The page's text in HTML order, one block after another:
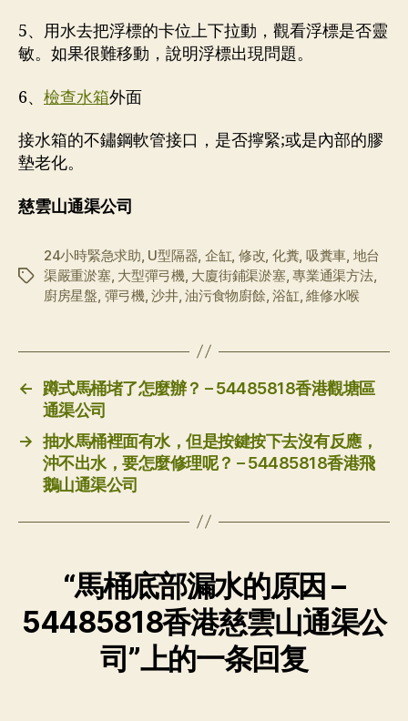
5、用水去把浮標的卡位上下拉動，觀看浮標是否靈
敏。如果很難移動，說明浮標出現問題。
6、 檢查水箱外面
接水箱的不鏽鋼軟管接口，是否擰緊;或是內部的膠
墊老化。
慈雲山通渠公司
标
24小時緊急求助 U型隔器 企缸 修改 化糞 吸糞車 地台
渠嚴重淤塞, 大型彈弓機, 大廈街鋪渠淤塞,專業通渠方法,
廚房星盤 彈弓機,沙井,油污食物廚餘 ,浴缸 ,維修水喉
←
蹲式馬桶堵了怎麼辦？ – 54485818香港觀塘區
通渠公司
→ 抽水馬桶裡面有水，但是按鍵按下去沒有反應，
沖不出水，要怎麼修理呢？ – 54485818香港飛
鵝山通渠公司
“馬桶底部漏水的原因 –
54485818香港慈雲山通渠公
司”上的一条回复